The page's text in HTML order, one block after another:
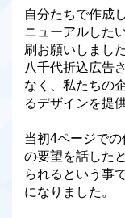
自分たちで作成
ニューアルした
刷お願いしました
八千代折込広告
なく、私たちの
るデザインを提
当初4ページで
の要望を話した
られるという事
になりました。